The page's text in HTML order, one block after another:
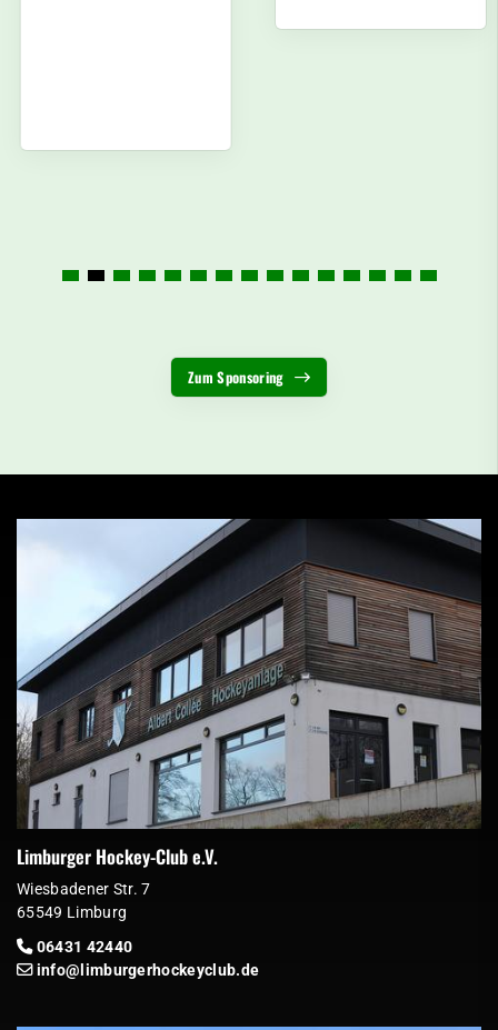
Zum Sponsoring
Limburger Hockey-Club e.V.
Wiesbadener Str. 7
65549 Limburg
06431 42440
info@limburgerhockeyclub.de